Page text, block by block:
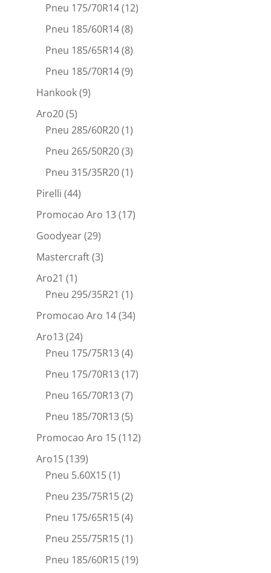
Pneu 175/70R14(12)
Pneu 185/60R14(8)
Pneu 185/65R14(8)
Pneu 185/70R14(9)
Hankook(9)
Aro20(5)
Pneu 285/60R20(1)
Pneu 265/50R20(3)
Pneu 315/35R20(1)
Pirelli (44)
Promocao Aro 13(17)
Goodyear(29)
Mastercraft(3)
Aro21 (1)
Pneu 295/35R21 (1)
Promocao Aro 14(34)
Aro13(24)
Pneu 175/75R13(4)
Pneu 175/70R13(17)
Pneu 165/70R13(7)
Pneu 185/70R13(5)
Promocao Aro 15(112)
Aro15(139)
Pneu 5.60X15(1)
Pneu 235/75R15(2)
Pneu 175/65R15(4)
Pneu 255/75R15(1)
Pneu 185/60R15(19)